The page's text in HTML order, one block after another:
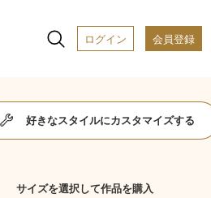
ログイン 会員登録
好きなスタイルにカスタマイズする
サイズを選択して作品を購入